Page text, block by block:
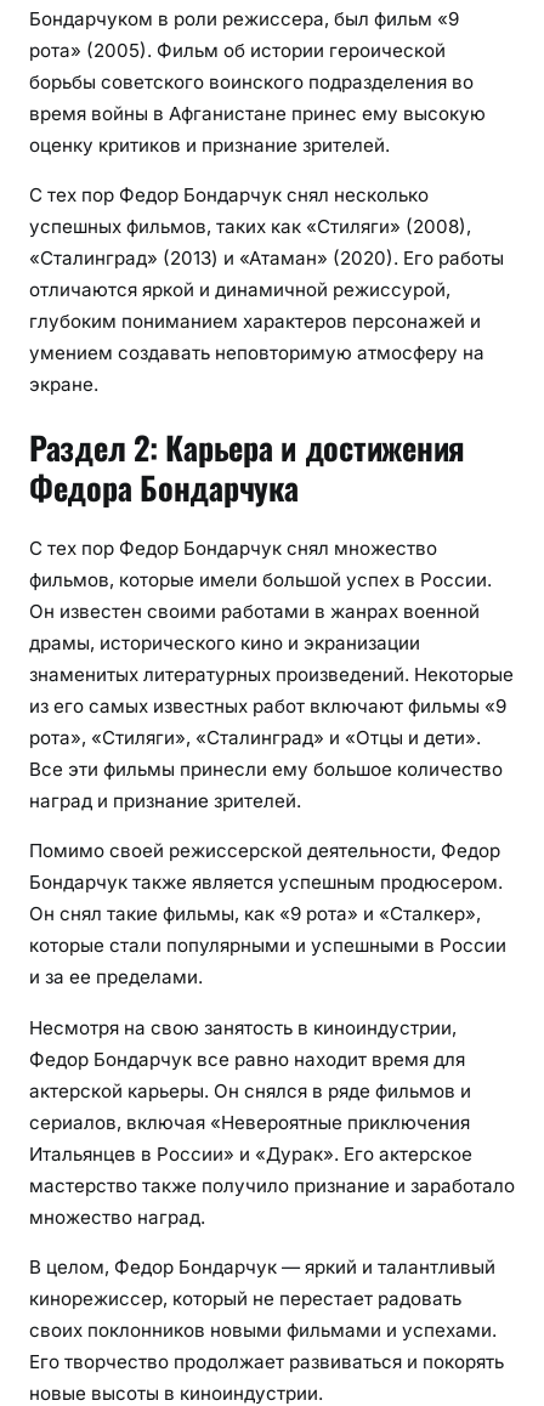
Бондарчуком в роли режиссера, был фильм «9
рота» (2005). Фильм об истории героической
борьбы советского воинского подразделения во
время войны в Афганистане принес ему высокую
оценку критиков и признание зрителей.
С тех пор Федор Бондарчук снял несколько
успешных фильмов, таких как «Стиляги» (2008),
«Сталинград» (2013) и «Атаман» (2020). Его работы
отличаются яркой и динамичной режиссурой,
глубоким пониманием характеров персонажей и
умением создавать неповторимую атмосферу на
экране.
Раздел 2: Карьера и достижения
Федора Бондарчука
С тех пор Федор Бондарчук снял множество
фильмов, которые имели большой успех в России.
Он известен своими работами в жанрах военной
драмы, исторического кино и экранизации
знаменитых литературных произведений. Некоторые
из его самых известных работ включают фильмы «9
рота», «Стиляги», «Сталинград» и «Отцы и дети».
Все эти фильмы принесли ему большое количество
наград и признание зрителей.
Помимо своей режиссерской деятельности, Федор
Бондарчук также является успешным продюсером.
Он снял такие фильмы, как «9 рота» и «Сталкер»,
которые стали популярными и успешными в России
и за ее пределами.
Несмотря на свою занятость в киноиндустрии,
Федор Бондарчук все равно находит время для
актерской карьеры. Он снялся в ряде фильмов и
сериалов, включая «Невероятные приключения
Итальянцев в России» и «Дурак». Его актерское
мастерство также получило признание и заработало
множество наград.
В целом, Федор Бондарчук — яркий и талантливый
кинорежиссер, который не перестает радовать
своих поклонников новыми фильмами и успехами.
Его творчество продолжает развиваться и покорять
новые высоты в киноиндустрии.